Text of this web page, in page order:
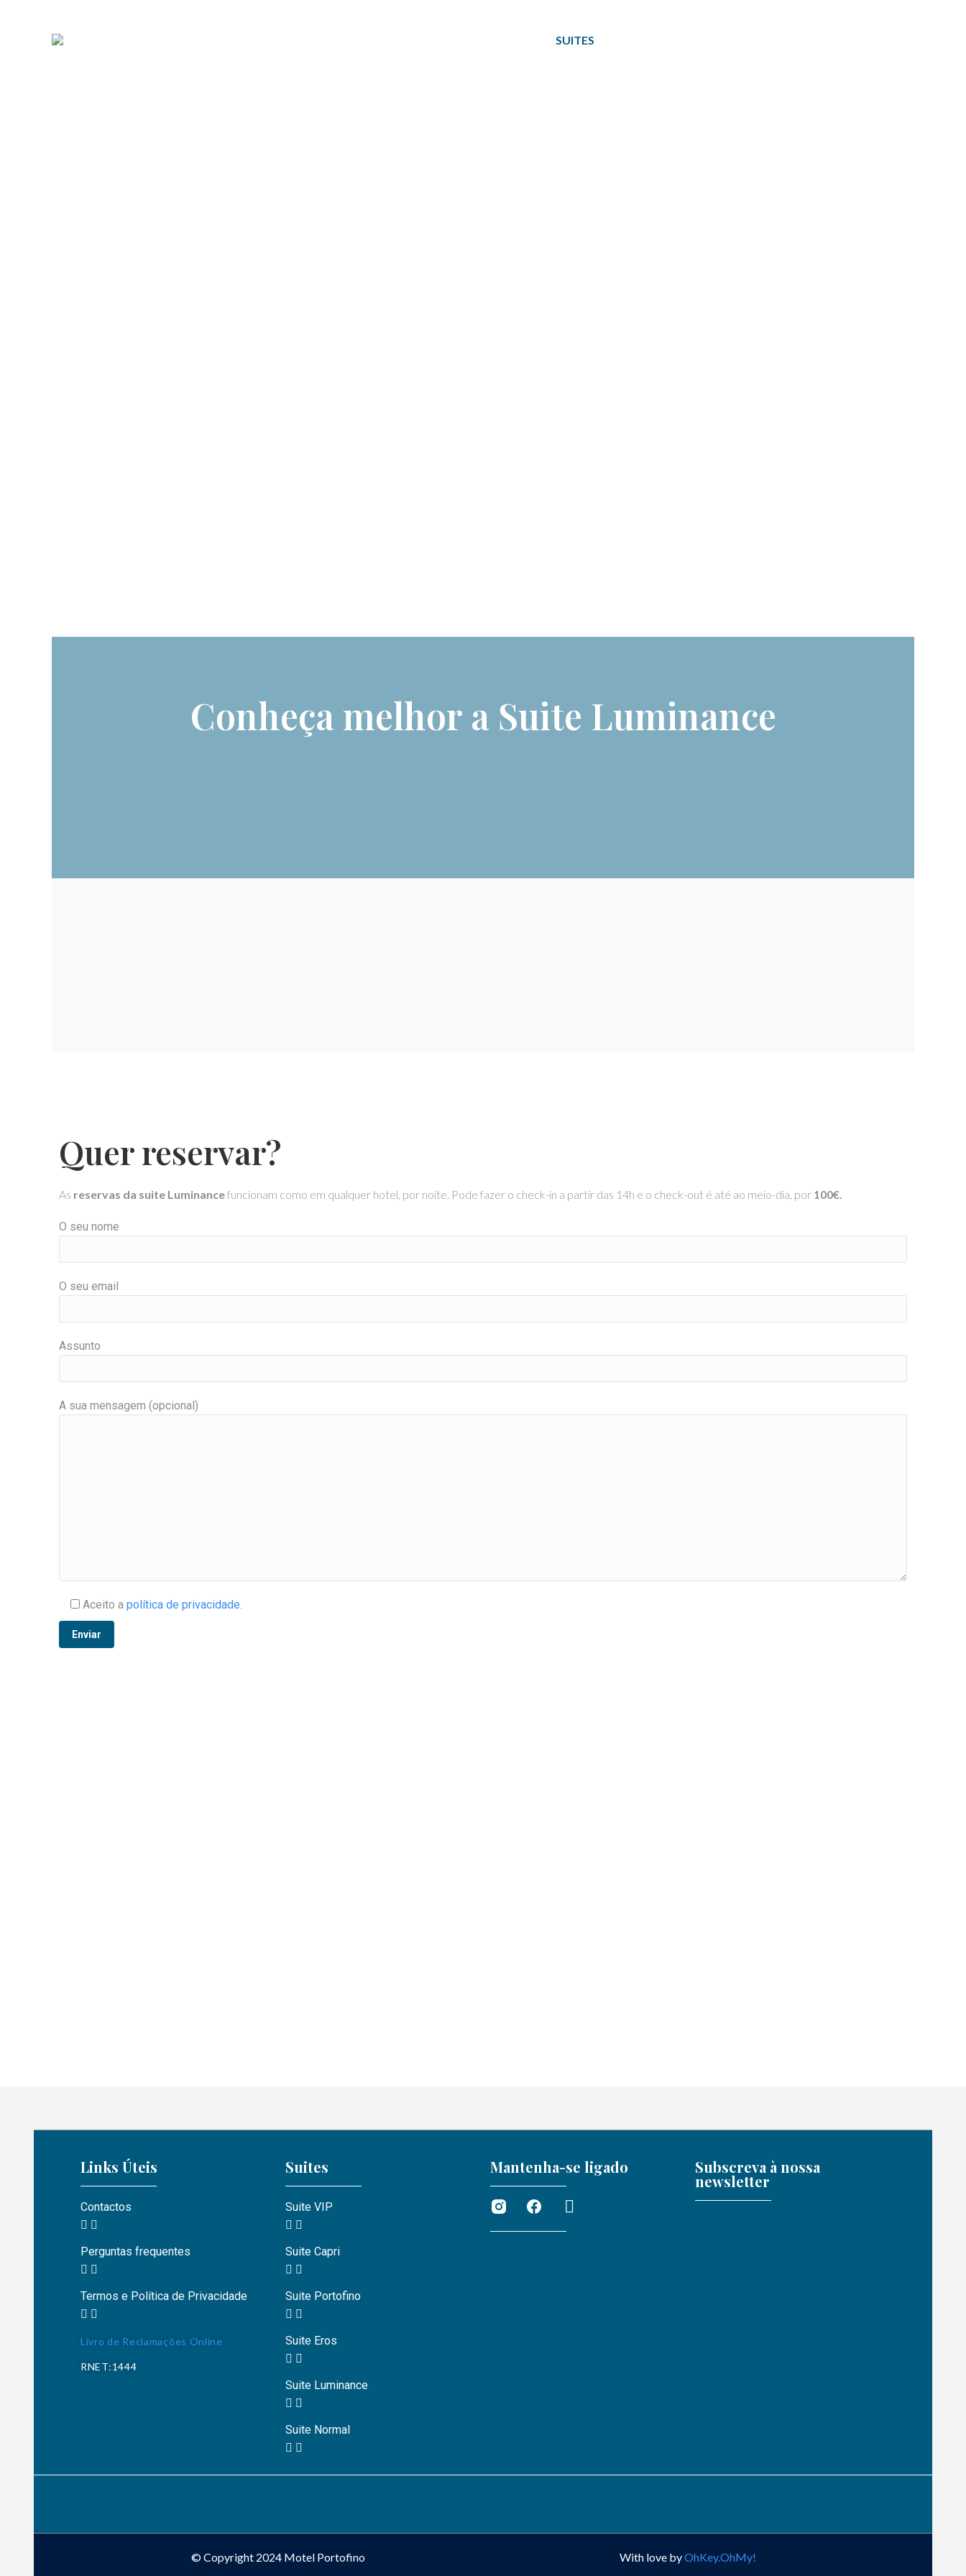
SUITES
Conheça melhor a Suite Luminance
Quer reservar?
As reservas da suite Luminancefuncionam como em qualquer hotel, por noite. Pode fazer o check-in a partir das 14h e o check-out é até ao meio-dia, por 100€.
O seu nome
O seu email
Assunto
A sua mensagem (opcional)
Aceito a política de privacidade.
Links Úteis
Contactos
Perguntas frequentes
Termos e Política de Privacidade
Livro de Reclamações Online
RNET:1444
Suites
Suite VIP
Suite Capri
Suite Portofino
Suite Eros
Suite Luminance
Suite Normal
Mantenha-se ligado Subscreva à nossa
newsletter
© Copyright 2024 Motel Portofino With love byOhKey.OhMy!